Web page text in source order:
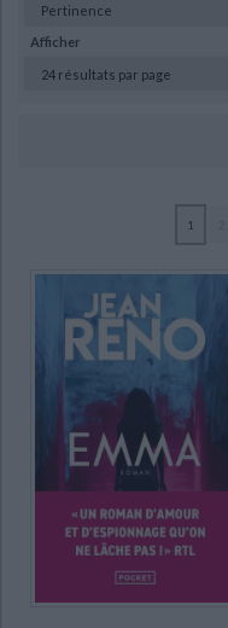
Classiques scolaires
Ecologie - Environnement
Afficher
Bonnefoy, Jean (37)
Le Carré, John (33)
Perrin, Isabelle (23)
Rosenthal, Jean (23)
Follett, Ken (17)
livre (282)
1